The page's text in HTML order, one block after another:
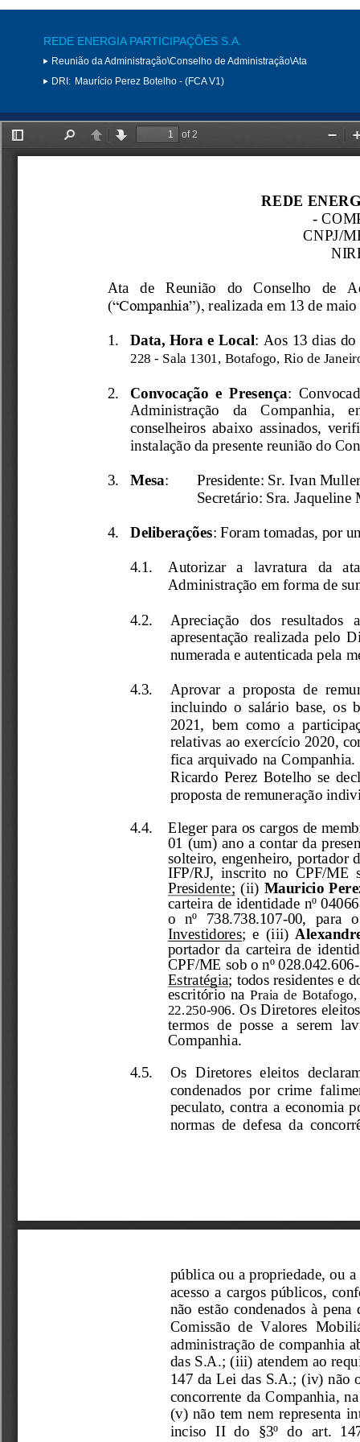
REDE ENERGIA PARTICIPAÇÕES S.A.
Reunião da Administração\Conselho de Administração\Ata
DRI: Maurício Perez Botelho - (FCA V1)